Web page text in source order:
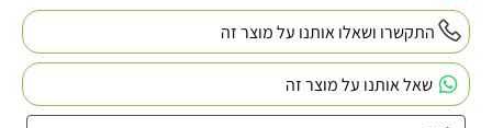
התקשרו ושאלו אותנו על מוצר זה
שאל אותנו על מוצר זה